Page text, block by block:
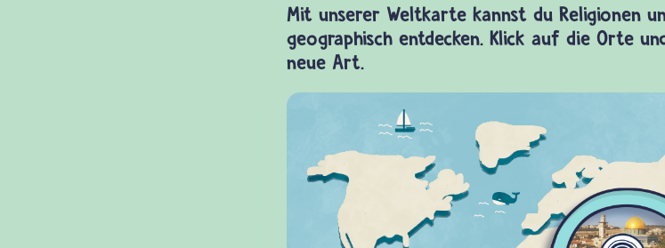
Mit unserer Weltkarte kannst du Religionen
geographisch entdecken. Klick auf die Orte
neue Art.